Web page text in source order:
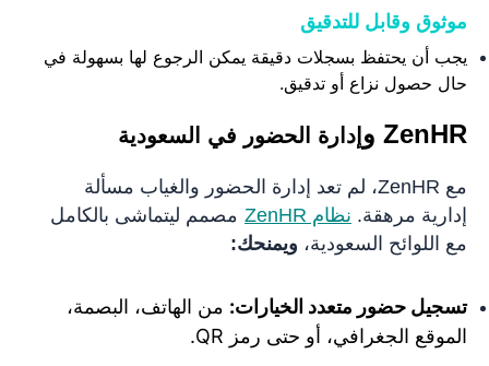
موثوق وقابل للتدقيق
يجب أن يحتفظ بسجلات دقيقة يمكن الرجوع لها بسهولة في
حال حصول نزاع أو تدقيق.
ZenHR و إدارة الحضور في السعودية
مع ZenH R، لم تعد إدارة الحضور والغياب مسأل
ة
إدارية مرهقة. نظام ZenHR
مصمم ليتماشى بالكامل
مع اللوائح السعودية، ويمنحك:
تسجيل حضور متعدد الخيارات: من الهاتف، البصمة،
الموقع الجغرافي، أو حتى رمز QR.